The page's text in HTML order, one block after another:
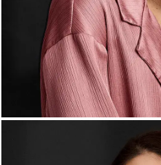
Adriana
Project